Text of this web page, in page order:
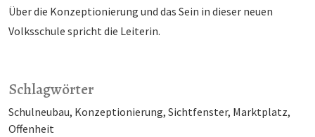
Schlagwörter
Schulneubau Konzeptionierung Sichtfenster Marktplatz
Offenheit
Über die Konzeptionierung und das Sein in dieser neuen
Volksschule spricht die Leiterin.